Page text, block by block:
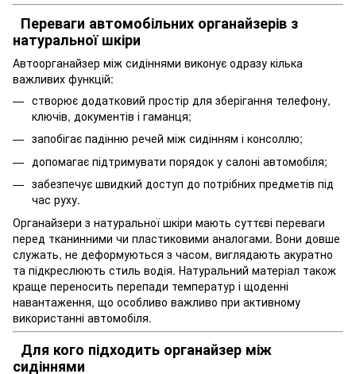
Переваги автомобільних органайзерів з
натуральної шкіри
Автоорганайзер між сидіннями виконує одразу кілька
важливих функцій:
створює додатковий простір для зберігання телефону,
ключів, документів і гаманця;
запобігає падінню речей між сидінням і консоллю;
допомагає підтримувати порядок у салоні автомобіля;
забезпечує швидкий доступ до потрібних предметів під
час руху.
Органайзери з натуральної шкіри мають суттєві переваги
перед тканинними чи пластиковими аналогами. Вони довше
служать, не деформуються з часом, виглядають акуратно
та підкреслюють стиль водія. Натуральний матеріал також
краще переносить перепади температур і щоденні
навантаження, що особливо важливо при активному
використанні автомобіля.
Для кого підходить органайзер між
сидіннями